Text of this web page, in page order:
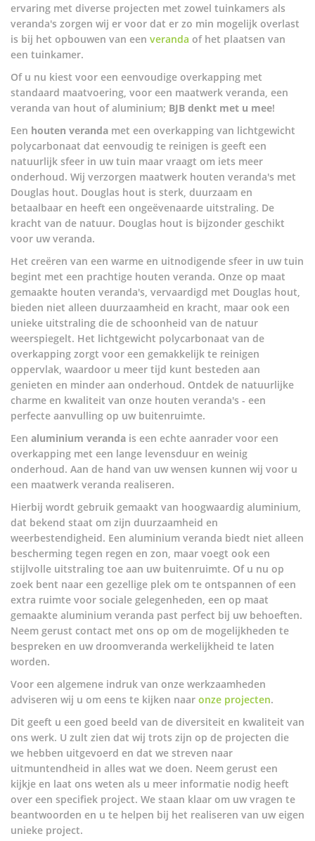
ervaring met diverse projecten met zowel tuinkamers als
veranda's zorgen wij er voor dat er zo min mogelijk overlast
is bij het opbouwen van een veranda of het plaatsen van
een tuinkamer.
Of u nu kiest voor een eenvoudige overkapping met
standaard maatvoering, voor een maatwerk veranda, een
veranda van hout of aluminium; BJB denkt met u mee!
Een houten veranda met een overkapping van lichtgewicht
polycarbonaat dat eenvoudig te reinigen is geeft een
natuurlijk sfeer in uw tuin maar vraagt om iets meer
onderhoud. Wij verzorgen maatwerk houten veranda's met
Douglas hout. Douglas hout is sterk, duurzaam en
betaalbaar en heeft een ongeëvenaarde uitstraling. De
kracht van de natuur. Douglas hout is bijzonder geschikt
voor uw veranda.
Het creëren van een warme en uitnodigende sfeer in uw tuin
begint met een prachtige houten veranda. Onze op maat
gemaakte houten veranda's, vervaardigd met Douglas hout,
bieden niet alleen duurzaamheid en kracht, maar ook een
unieke uitstraling die de schoonheid van de natuur
weerspiegelt. Het lichtgewicht polycarbonaat van de
overkapping zorgt voor een gemakkelijk te reinigen
oppervlak, waardoor u meer tijd kunt besteden aan
genieten en minder aan onderhoud. Ontdek de natuurlijke
charme en kwaliteit van onze houten veranda's - een
perfecte aanvulling op uw buitenruimte.
Een aluminium veranda is een echte aanrader voor een
overkapping met een lange levensduur en weinig
onderhoud. Aan de hand van uw wensen kunnen wij voor u
een maatwerk veranda realiseren.
Hierbij wordt gebruik gemaakt van hoogwaardig aluminium,
dat bekend staat om zijn duurzaamheid en
weerbestendigheid. Een aluminium veranda biedt niet alleen
bescherming tegen regen en zon, maar voegt ook een
stijlvolle uitstraling toe aan uw buitenruimte. Of u nu op
zoek bent naar een gezellige plek om te ontspannen of een
extra ruimte voor sociale gelegenheden, een op maat
gemaakte aluminium veranda past perfect bij uw behoeften.
Neem gerust contact met ons op om de mogelijkheden te
bespreken en uw droomveranda werkelijkheid te laten
worden.
Voor een algemene indruk van onze werkzaamheden
adviseren wij u om eens te kijken naar onze projecten.
Dit geeft u een goed beeld van de diversiteit en kwaliteit van
ons werk. U zult zien dat wij trots zijn op de projecten die
we hebben uitgevoerd en dat we streven naar
uitmuntendheid in alles wat we doen. Neem gerust een
kijkje en laat ons weten als u meer informatie nodig heeft
over een specifiek project. We staan klaar om uw vragen te
beantwoorden en u te helpen bij het realiseren van uw eigen
unieke project.